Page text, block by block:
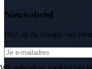
Nieuwsbrief
Blijf op de hoogte van